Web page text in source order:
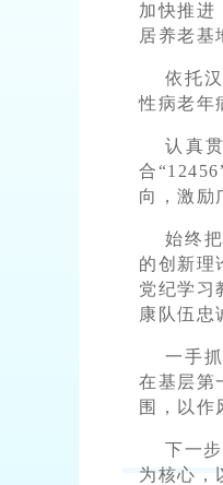
加快推进
居养老基
依托
性病老年
认真
合
向，激励
始终
的创新理
党纪学习
康队伍忠
一手
在基层第
围，以作
下一
为核心，